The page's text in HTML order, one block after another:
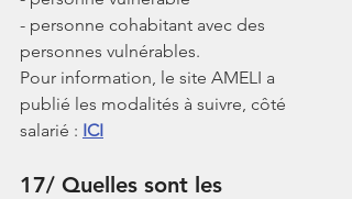
- personne cohabitant avec des
personnes vulnérables.
Pour information, le site AMELI a
publié les modalités à suivre, côté
salarié : ICI
17/ Quelles sont les